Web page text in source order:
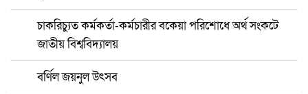
চাকরিচ্যুত কর্মকর্তা-কর্মচারীর বকেয়া পরিশোধে অর্থ সংকটে
জাতীয় বিশ্ববিদ্যালয়
বর্ণিল জয়নুল উৎসব